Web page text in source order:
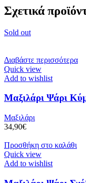
Σχετικά
Sold out
Διαβάστε περισσότερα
Quick view
Add to wishlist
Μαξιλάρι Ψάρι
Μαξιλάρι
34,90€
Προσθήκη στο καλάθι
Quick view
Add to wishlist